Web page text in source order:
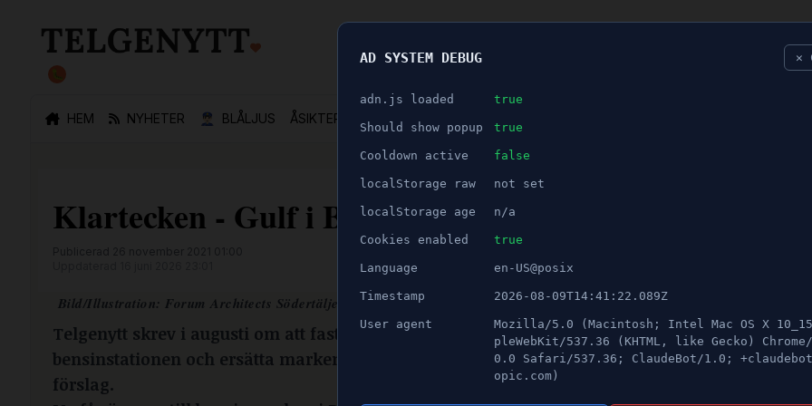
HEM NYHETER 👮🏻‍♂️ BLÅLJUS ÅSIKTER SPORT NÖJE
ANNONS
Klartecken - Gulf i Brolunda blir fastighet på 6-8
Bild/Illustration: Forum Architects Södertälje kommun.
Telgenytt skrev i augusti om att fastighetsägaren, Riad och söner, ansökte om att lägg nere
bensinstationen och ersätta marken med bostäder och inkom med planansökan som
förslag.
AD SYSTEM DEBUG ✕
adn.js loaded true
Should show popup true
Cooldown active false
localStorage raw not set
localStorage age n/a
Cookies enabled true
Language en-US@posix
Timestamp 2026-08-09T14:41:22.089Z
User agent
Mozilla/5.0 (Macintosh; Intel Mac OS X
pleWebKit/537.36 (KHTML, like Gecko)
0.0 Safari/537.36; ClaudeBot/1.0;
opic.com)